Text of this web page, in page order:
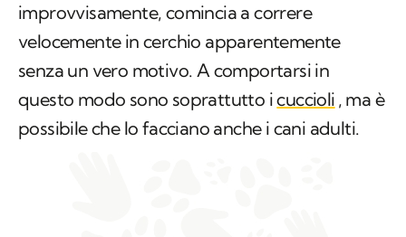
improvvisamente, comincia a correre
velocemente in cerchio apparentemente
senza un vero motivo. A comportarsi in
questo modo sono soprattutto icuccioli , ma è
possibile che lo facciano anche i cani adulti.